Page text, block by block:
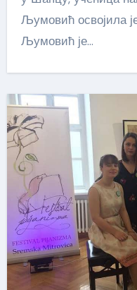
Љумовић освојила
Љумовић је…